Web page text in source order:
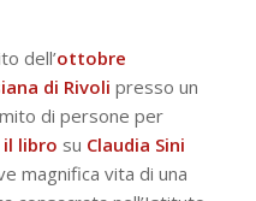
dell’ottobre
di Rivoli presso un
di persone per
libro su Claudia Sini
magnifica vita di una